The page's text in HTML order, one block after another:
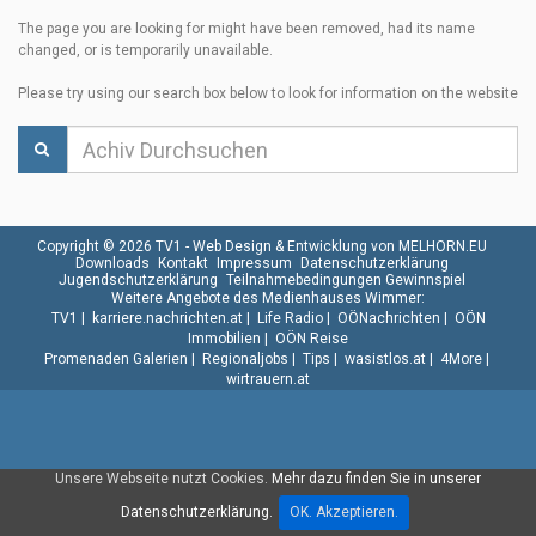
The page you are looking for might have been removed, had its name
changed, or is temporarily unavailable.
Please try using our search box below to look for information on the website
Unsere Webseite nutzt Cookies. Mehr dazu finden Sie in unserer
Datenschutzerklärung.
OK. Akzeptieren.
Copyright © 2026 TV1 - Web Design & Entwicklung von MELHORN.EU
Downloads
Kontakt Impressum
Datenschutzerklärung
Jugendschutzerklärung Teilnahmebedingungen Gewinnspiel
Weitere Angebote des Medienhauses Wimmer:
TV1
karriere.nachrichten.at| Life Radio| OÖNachrichten
OÖN
Immobilien
OÖN Reise
Promenaden Galerien
Regionaljobs Tips wasistlos.at| 4More|
wirtrauern.at